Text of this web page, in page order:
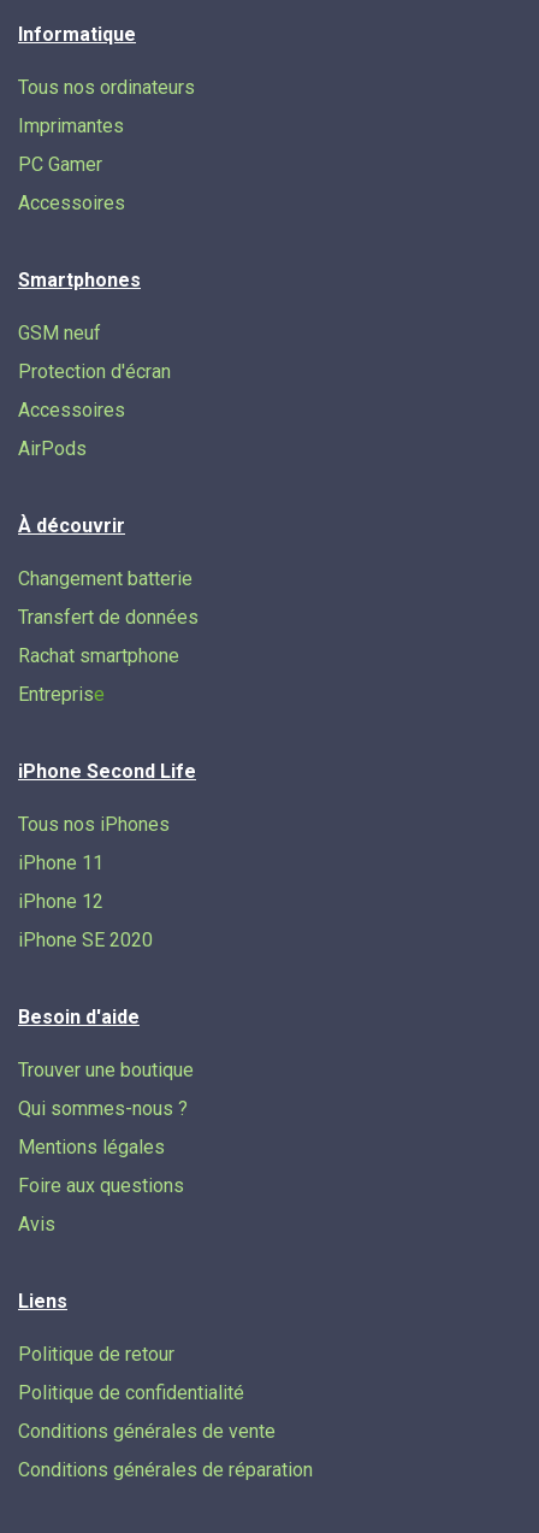
Informatique
Tous nos ordinateurs
Imprimantes
PC Gamer
Accessoires
Smartphones
GSM neuf
Protection d'écran
Accessoires
AirPods
À découvrir
Changement batterie
Transfert de données​
Rachat smartphone
Entreprise
iPhone Second Life
Tous nos iPhones
iPhone 11
iPhone 12
iPhone SE 2020
Besoin d'aide
Trouver une boutique
Qui sommes-nous ?
Mentions légales
Foire aux questions
Avis
Liens
Politique de retour
Politique de confidentialité
Conditions générales de vente
Conditions générales de réparation